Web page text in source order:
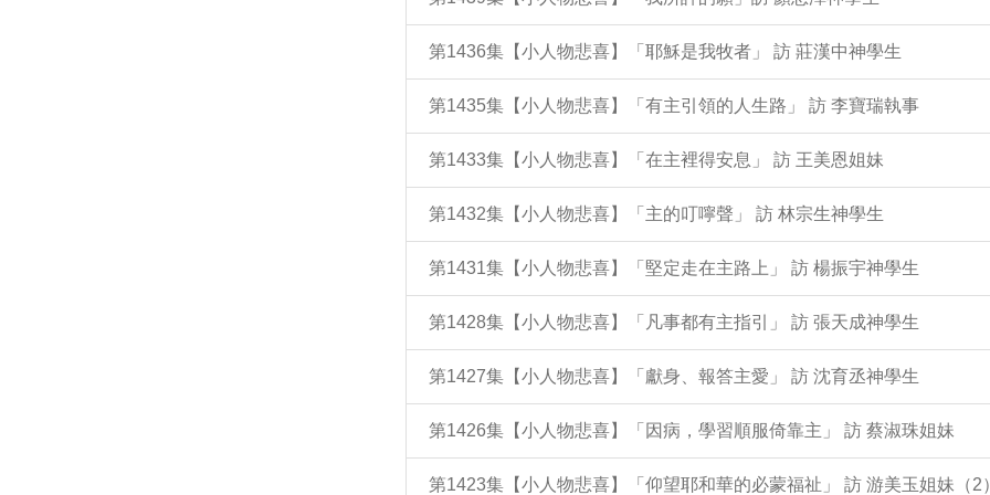
第1436集【小人物悲喜】「耶穌是我牧者」 訪 莊漢中神學生
第1435集【小人物悲喜】「有主引領的人生路」 訪 李寶瑞執事
第1433集【小人物悲喜】「在主裡得安息」 訪 王美恩姐妹
第1432集【小人物悲喜】「主的叮嚀聲」 訪 林宗生神學生
第1431集【小人物悲喜】「堅定走在主路上」 訪 楊振宇神學生
第1428集【小人物悲喜】「凡事都有主指引」 訪 張天成神學生
第1427集【小人物悲喜】「獻身、報答主愛」 訪 沈育丞神學生
第1426集【小人物悲喜】「因病，學習順服倚靠主」 訪 蔡淑珠姐妹
第1423集【小人物悲喜】「仰望耶和華的必蒙福祉」 訪 游美玉姐妹（2